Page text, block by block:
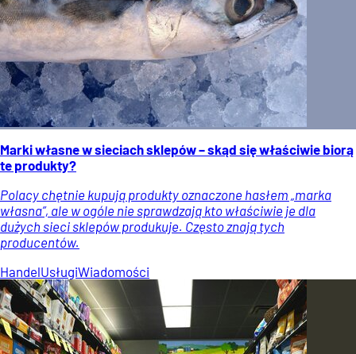
Marki własne w sieciach sklepów – skąd się właściwie biorą
te produkty?
Polacy chętnie kupują produkty oznaczone hasłem „marka
własna”, ale w ogóle nie sprawdzają kto właściwie je dla
dużych sieci sklepów produkuje. Często znają tych
producentów.
HandelUsługiWiadomości